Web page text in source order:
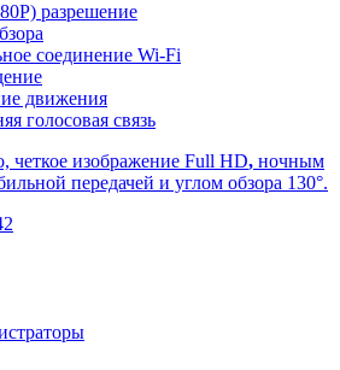
разрешение
соединение Wi-Fi
движения
голосовая связь
четкое изображение Full HD, ночным
передачей и углом обзора 130°.